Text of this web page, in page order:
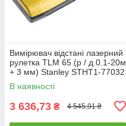
Вимірювач відстані лазерний
рулетка TLM 65 (р / д 0.1-20м
+ 3 мм) Stanley STHT1-77032
В наявності
3 636,73 ₴ 4 545,91 ₴